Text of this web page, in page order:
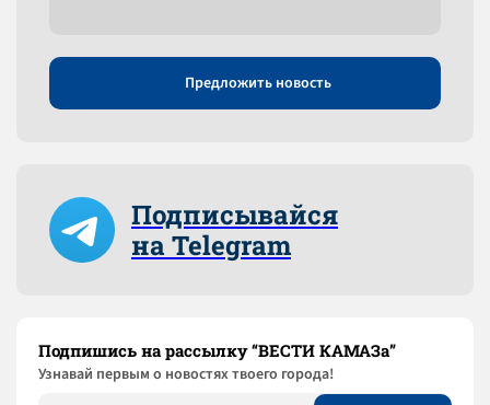
Предложить новость
Подписывайся
на Telegram
Подпишись на рассылку “ВЕСТИ КАМАЗа”
Узнaвай первым о новостях твоего города!